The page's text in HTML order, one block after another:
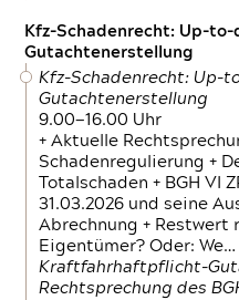
Kfz-Schadenrecht: Up-
Gutachtenerstellung
Kfz-Schadenrecht: Up-
Gutachtenerstellung
9.00—16.00 Uhr
+ Aktuelle
Schadenregulierung +
Totalschaden + BGH VI
31.03.2026 und seine
Abrechnung +
Eigentümer? Oder: We…
Kraftfahrhaftpflicht-
Rechtsprechung des